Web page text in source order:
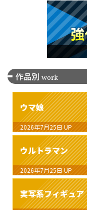
作品別 work
ウマ娘
2026年7月25日 UP
ウルトラマン
2026年7月25日 UP
実写系フィギュア